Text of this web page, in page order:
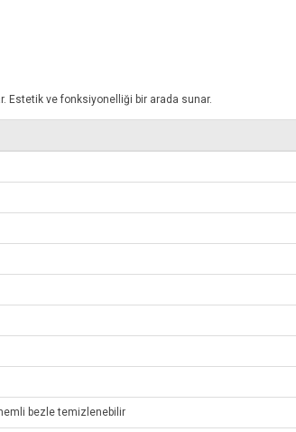
Estetik ve fonksiyonelliği bir arada sunar.
bezle temizlenebilir